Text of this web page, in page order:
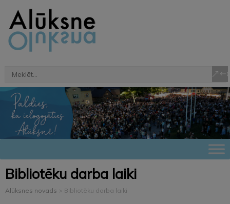
Bibliotēku darba laiki
Alūksnes novads > Bibliotēku darba laiki